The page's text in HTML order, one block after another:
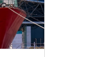
муравьедов
«Другой